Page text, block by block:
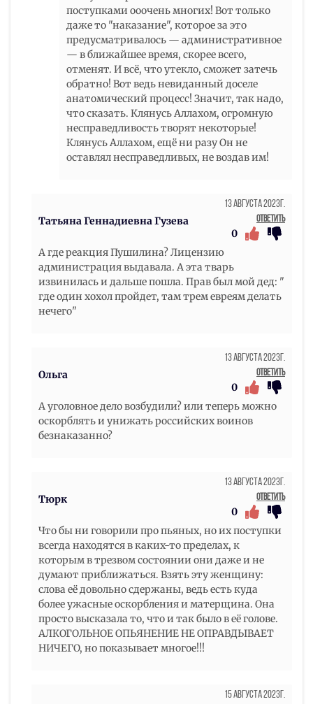
поступками ооочень многих! Вот только
даже то "наказание", которое за это
предусматривалось — административное
— в ближайшее время, скорее всего,
отменят. И всё, что утекло, сможет затечь
обратно! Вот ведь невиданный доселе
анатомический процесс! Значит, так надо,
что сказать. Клянусь Аллахом, огромную
несправедливость творят некоторые!
Клянусь Аллахом, ещё ни разу Он не
оставлял несправедливых, не воздав им!
Татьяна Геннадиевна Гузева
13 Августа 2023г.
Ответить
0
А где реакция Пушилина? Лицензию
администрация выдавала. А эта тварь
извинилась и дальше пошла. Прав был мой дед: "
где один хохол пройдет, там трем евреям делать
нечего"
Ольга
13 Августа 2023г.
Ответить
0
А уголовное дело возбудили? или теперь можно
оскорблять и унижать российских воинов
безнаказанно?
Тюрк
13 Августа 2023г.
Ответить
0
Что бы ни говорили про пьяных, но их поступки
всегда находятся в каких-то пределах, к
которым в трезвом состоянии они даже и не
думают приближаться. Взять эту женщину:
слова её довольно сдержаны, ведь есть куда
более ужасные оскорбления и матерщина. Она
просто высказала то, что и так было в её голове.
АЛКОГОЛЬНОЕ ОПЬЯНЕНИЕ НЕ ОПРАВДЫВАЕТ
НИЧЕГО, но показывает многое!!!
15 Августа 2023г.